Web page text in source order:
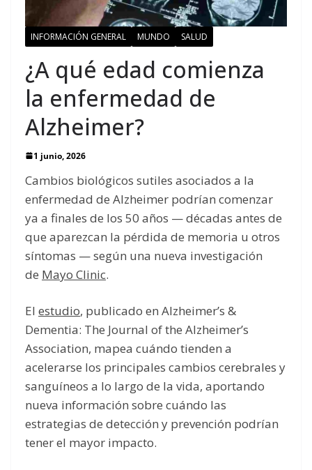
INFORMACIÓN GENERAL MUNDO SALUD
¿A qué edad comienza
la enfermedad de
Alzheimer?
1 junio, 2026
Cambios biológicos sutiles asociados a la
enfermedad de Alzheimer podrían comenzar
ya a finales de los 50 años — décadas antes de
que aparezcan la pérdida de memoria u otros
síntomas — según una nueva investigación
de Mayo Clinic.
El estudio, publicado en Alzheimer’s &
Dementia: The Journal of the Alzheimer’s
Association, mapea cuándo tienden a
acelerarse los principales cambios cerebrales y
sanguíneos a lo largo de la vida, aportando
nueva información sobre cuándo las
estrategias de detección y prevención podrían
tener el mayor impacto.